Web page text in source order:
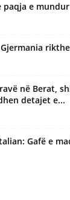
paqja e mundur
në Berat,
detajet e...
Gafë e